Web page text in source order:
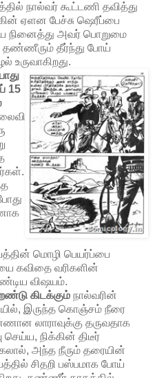
நால்வர் கூட்டணி தவித்து
ஏளன பேச்சு ஷெரீப்பை
நினைத்து அவர் பொறுமை
தண்ணீரும் தீர்ந்து போய்
உருவாகிறது.
15
மொழி பெயர்ப்பை
கவிதை வரிகளின்
விஷயம்.
கிடக்கும் நால்வரின்
இருந்த கொஞ்சம் நீரை
லாராவுக்கு தருவதாக
செய்ய, நிக்கின் திடீர்
அந்த நீரும் தரையின்
சிதறி பஸ்பமாக போய்